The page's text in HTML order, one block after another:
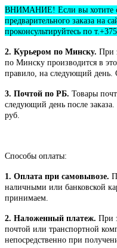
ВНИМАНИЕ! Если вы хотите
предварительного заказа на
проконсультируйтесь по
2. Курьером по Минску. При
по Минску производится в
правило, на следующий день.
3. Почтой по РБ. Товары
следующий день после
руб.
Способы оплаты:
1. Оплата при самовывозе.
наличными или банковской
принимаем.
2. Наложенный платеж. При
почтой или транспортной
непосредственно при